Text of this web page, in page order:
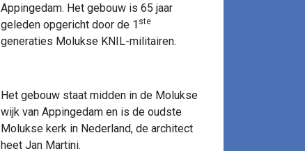
Appingedam. Het gebouw is 65 jaar
geleden opgericht door de 1 ste
generaties Molukse KNIL-militairen.
Het gebouw staat midden in de Molukse
wijk van Appingedam en is de oudste
Molukse kerk in Nederland, de architect
heet Jan Martini.